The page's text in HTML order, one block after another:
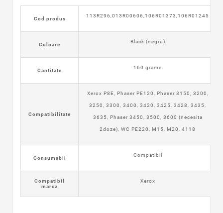
Cod produs
113R296,013R00606,106R01373,106R01245
Culoare
Black (negru)
Cantitate
160 grame
Compatibilitate
Xerox P8E, Phaser PE120, Phaser 3150, 3200,
3250, 3300, 3400, 3420, 3425, 3428, 3435,
3635, Phaser 3450, 3500, 3600 (necesita
2doze), WC PE220, M15, M20, 4118
Consumabil
Compatibil
Compatibil
marca
Xerox